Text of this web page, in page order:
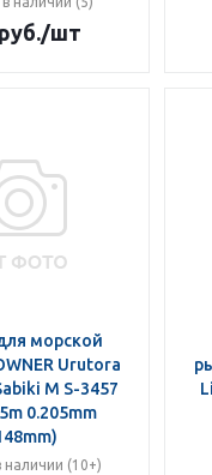
/шт
морской
Urutora
M S-3457
0.205mm
наличии (10+)